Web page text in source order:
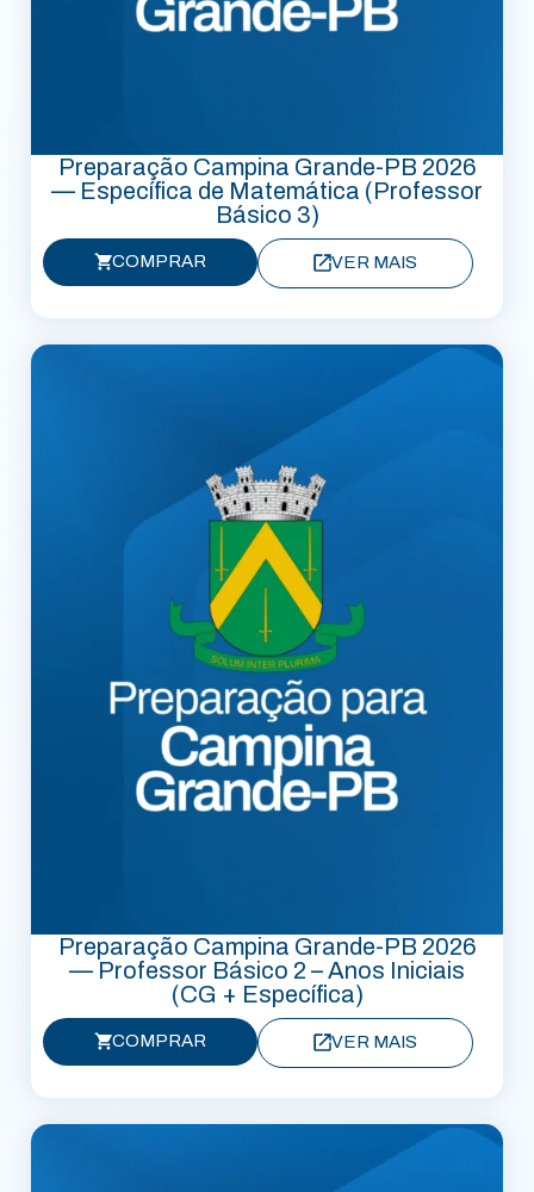
Preparação Campina Grande-PB 2026
— Específica de Matemática (Professor
Básico 3)
COMPRAR VER MAIS
Preparação Campina Grande-PB 2026
— Professor Básico 2 – Anos Iniciais
(CG + Específica)
COMPRAR VER MAIS